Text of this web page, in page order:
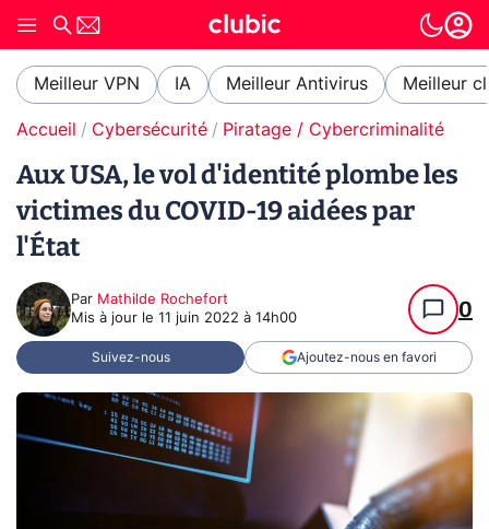
Meilleur VPN IA Meilleur Antivirus Meilleur
Accueil Cybersécurité Piratage / Cybercriminalité
Aux USA, le vol d'identité plombe les
victimes du COVID-19 aidées par
l'État
Par Mathilde Rochefort
Mis à jour le 11 juin 2022 à 14h00 0
Suivez-nous Ajoutez-nous en favori